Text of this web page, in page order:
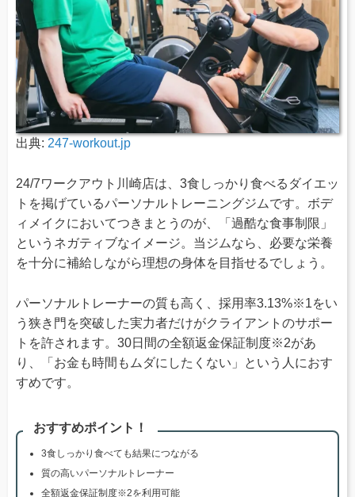
出典: 247-workout.jp
24/7ワークアウト川崎店は、3食しっかり食べるダイエッ
トを掲げているパーソナルトレーニングジムです。ボデ
ィメイクにおいてつきまとうのが、「過酷な食事制限」
というネガティブなイメージ。当ジムなら、必要な栄養
を十分に補給しながら理想の身体を目指せるでしょう。
パーソナルトレーナーの質も高く、採用率3.13%※1をい
う狭き門を突破した実力者だけがクライアントのサポー
トを許されます。30日間の全額返金保証制度※2があ
り、「お金も時間もムダにしたくない」という人におす
すめです。
おすすめポイント！
3食しっかり食べても結果につながる
質の高いパーソナルトレーナー
全額返金保証制度※2を利用可能